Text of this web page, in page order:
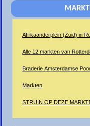
Afrikaanderplein (Zuid) in
Alle 12 markten van
Braderie Amsterdamse
Markten
STRUIN OP DEZE